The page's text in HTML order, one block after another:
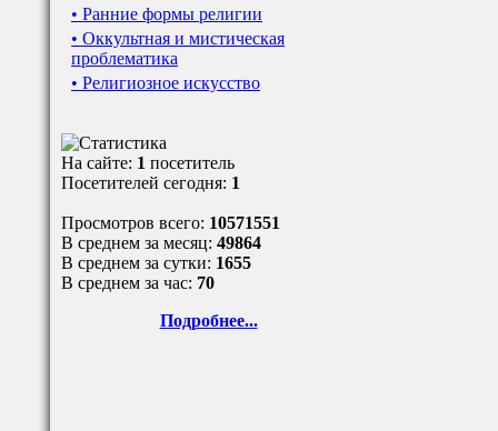
• Ранние формы религии
• Оккультная и мистическая
проблематика
• Религиозное искусство
На сайте: 1 посетитель
Посетителей сегодня: 1
Просмотров всего: 10571551
В среднем за месяц: 49864
В среднем за сутки: 1655
В среднем за час: 70
Подробнее...